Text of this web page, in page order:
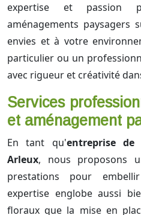
expertise et passion
aménagements paysagers
envies et à votre
particulier ou un
avec rigueur et créativité
Services
et aménagement
En tant qu'entreprise
Arleux, nous proposons
prestations pour
expertise englobe aussi
floraux que la mise en